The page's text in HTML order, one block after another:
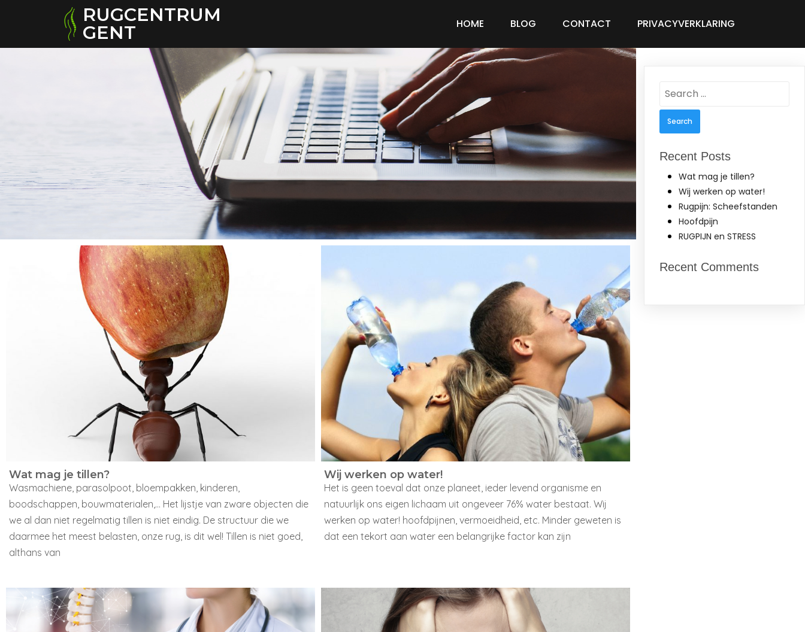
RUGCENTRUM
GENT
HOME BLOG CONTACT PRIVACYVERKLARING
Wat mag je tillen?
Wasmachiene, parasolpoot, bloempakken, kinderen,
boodschappen, bouwmaterialen,… Het lijstje van zware objecten die
we al dan niet regelmatig tillen is niet eindig. De structuur die we
daarmee het meest belasten, onze rug, is dit wel! Tillen is niet goed,
althans van
Wij werken op water!
Het is geen toeval dat onze planeet, ieder levend organisme en
natuurlijk ons eigen lichaam uit ongeveer 76% water bestaat. Wij
werken op water! hoofdpijnen, vermoeidheid, etc. Minder geweten is
dat een tekort aan water een belangrijke factor kan zijn
for:
Recent Posts
Wat mag je tillen?
Wij werken op water!
Rugpijn: Scheefstanden
Hoofdpijn
RUGPIJN en STRESS
Recent Comments